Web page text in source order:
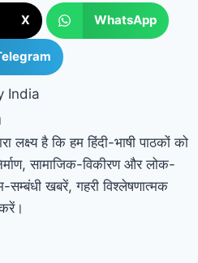
X WhatsApp
है कि हम हिंदी-भाषी पाठकों को
सामाजिक-विकीरण और लोक-
खबरें, गहरी विश्लेषणात्मक